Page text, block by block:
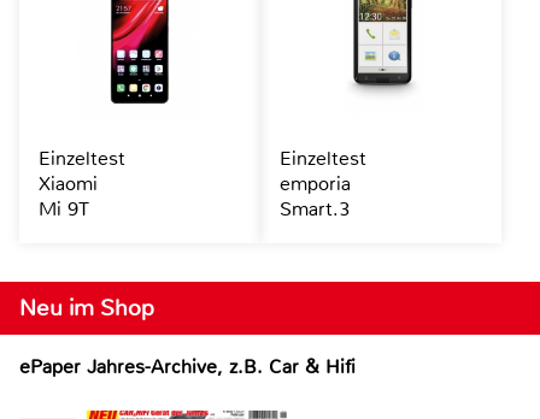
Neu im Shop
ePaper Jahres-Archive, z.B. Car & Hifi
Einzeltest
Xiaomi
Mi 9T
Einzeltest
emporia
Smart.3